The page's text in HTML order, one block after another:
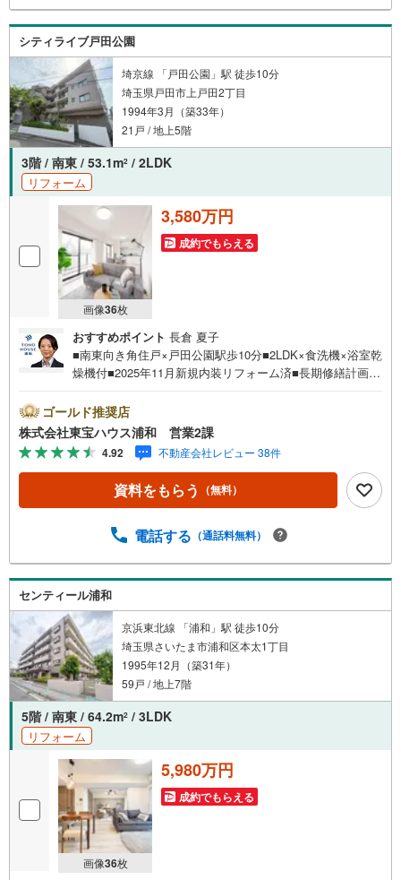
宝ハウスのライフパートナーが直接ご対応ライフプランニ
ング、かけつけサポート、Club Offプレミアムなど多彩なサ
ービスがございます
シティライブ戸田公園
埼京線 「戸田公園」駅 徒歩10分
埼玉県戸田市上戸田2丁目
1994年3月（築33年）
21戸 / 地上5階
3階 / 南東 / 53.1m2 / 2LDK
リフォーム
画像36枚
3,580万円
成約でもらえる
おすすめポイント 長倉 夏子
■南東向き角住戸×戸田公園駅歩10分■2LDK×食洗機×浴室乾
燥機付■2025年11月新規内装リフォーム済■長期修繕計画書
5分■ベルクス歩10分お問合せでもれなく「住宅ローン講
座」プレゼント！営業時間:7:00～22:00（年中無休）こち
らの時間帯はお電話でのお問い合わせがスムーズにご案内
できますぜひお気軽にご連絡下さい！東宝ハウスライフソ
リューションズグループ 東宝ハウス浦和 特別提携金利
〔一例〕東宝ハウス浦和の住宅ローン■変動金利全期間引下
某信用金庫金利1.275％の比較借入金4000万円返済期間35
査・要件があります）◇TOHO HOUSE CLUBで生涯の安心
をお届け◇東宝ハウスのライフパートナーが直接ご対応ラ
イフプ…
ゴールド推奨店
株式会社東宝ハウス浦和 営業2課
4.92 不動産会社レビュー 38件
資料をもらう （無料）
電話する （通話料無料）
センティール浦和
京浜東北線 「浦和」駅 徒歩10分
埼玉県さいたま市浦和区本太1丁目
1995年12月（築31年）
59戸 / 地上7階
5階 / 南東 / 64.2m2 / 3LDK
リフォーム
画像36枚
5,980万円
成約でもらえる